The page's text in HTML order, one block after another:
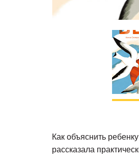
Как объяснить
рассказала